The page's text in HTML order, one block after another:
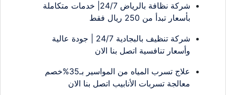
شركة نظافة بالرياض 24/7| خدمات متكاملة
بأسعار تبدأ من 250 ريال فقط
شركة تنظيف بالبجادية 24/7 | جودة عالية
وأسعار تنافسية اتصل بنا الان
علاج تسرب المياه من المواسير بـ35%خصم
معالجة تسربات الأنابيب اتصل بنا الان